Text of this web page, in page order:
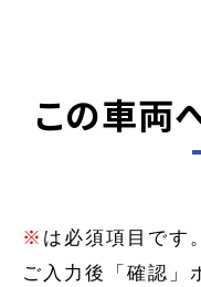
この車両
※ は必須項目です。
ご入力後「確認」